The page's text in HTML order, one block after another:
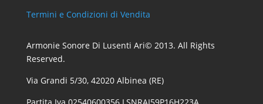
Termini e Condizioni di Vendita
Armonie Sonore Di Lusenti Ari© 2013. All Rights
Reserved.
Via Grandi 5/30, 42020 Albinea (RE)